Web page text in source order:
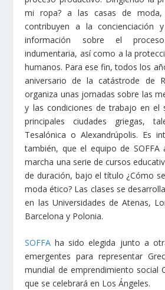
mi ropa? a las casas de moda,
contribuyen a la concienciación
información sobre el
indumentaria, así como a la
humanos. Para ese fin, todos los
aniversario de la catástrode de
organiza unas jornadas sobre las
y las condiciones de trabajo en el
principales ciudades griegas,
Tesalónica o Alexandrúpolis. Es
también, que el equipo de SOFFA
marcha una serie de cursos
de duración, bajo el título ¿Cómo
moda ético? Las clases se
en las Universidades de Atenas,
Barcelona y Polonia.
SOFFA ha sido elegida junto a
emergentes para representar
mundial de emprendimiento social
que se celebrará en Los Ángeles.